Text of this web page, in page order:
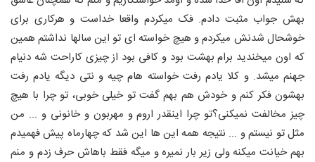
بهش جواب مثبت دادم. فک میکردم واقعا خداست و هرکاری برای
خوشحال شدنش میکردم و هیچ خواسته ای تو این سالها نداشتم همین
که اون میخندید برام بهشت بود و کافی بود از چیزی کاراحت شه دنیام
جهنم میشد. و کلا یادم رفت خواسته هام چیه و نتی دیگه یادم رفت
بهشون فکر کنم و خودش هم بهم گفت تو خیلی خوبی، تو چرا با هیچ
چیز مخالفت نمیکنی؟تو چرا اینقدر اروم و مهربون و خانونی و ... من
مثل تو نیستم و ... نتیجه همه این ها این شد که چهارماه پیش فهمیدم
بهم خیانت میکنه ولی زیر بار نمیره و میگه فقط باهاش حرف زدم و منم